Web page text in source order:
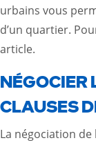
urbains vous
d’un quartier.
article.
NÉGOCIER
CLAUSES
La négociation de